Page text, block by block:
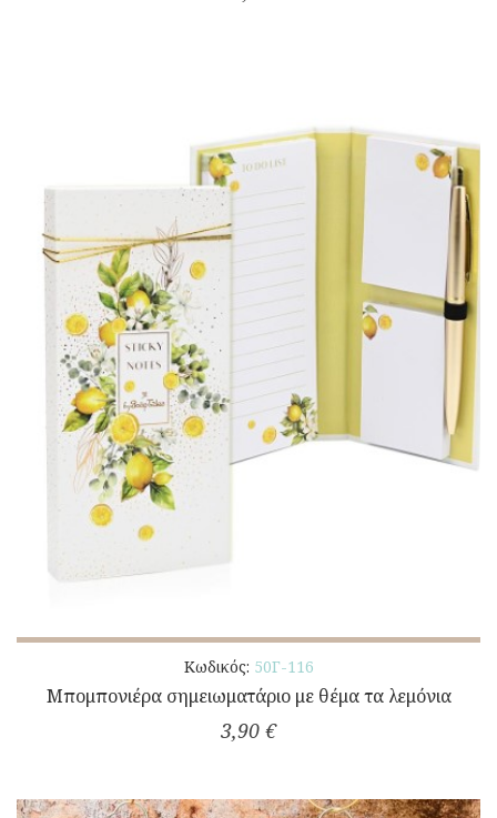
Κωδικός: 50Γ-116
Μπομπονιέρα σημειωματάριο με θέμα τα λεμόνια
3,90 €